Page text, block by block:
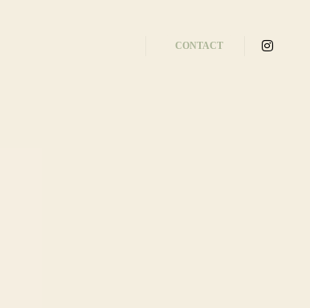
CONTACT